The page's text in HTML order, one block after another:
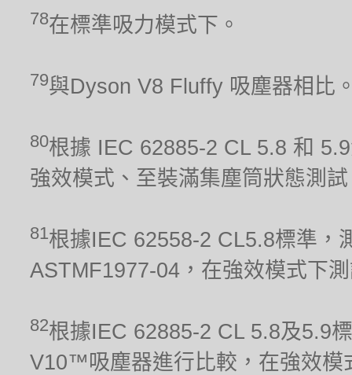
78在標準吸力模式下。
79與Dyson V8 Fluffy 吸塵器相比
80根據 IEC 62885-2 CL 5.8 和
強效模式、至裝滿集塵筒狀態測
81根據IEC 62558-2 CL5.8標準，
ASTMF1977-04，在強效模式下
82根據IEC 62885-2 CL 5.8及5.9
V10™吸塵器進行比較，在強效模